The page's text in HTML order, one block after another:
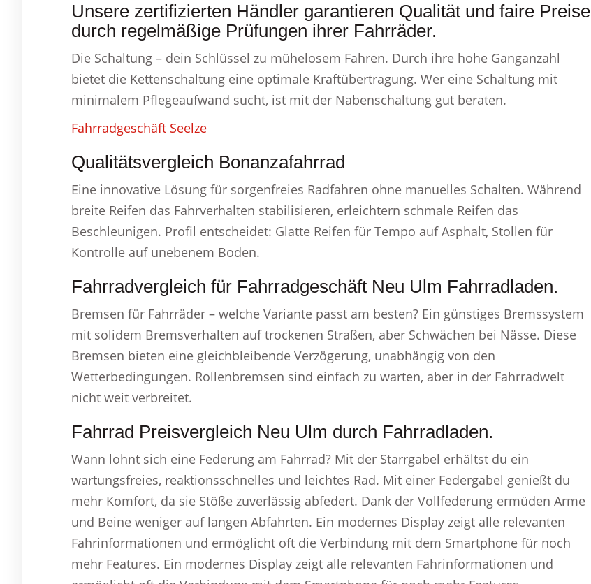
Unsere zertifizierten Händler garantieren Qualität und faire Preise
durch regelmäßige Prüfungen ihrer Fahrräder.
Die Schaltung – dein Schlüssel zu mühelosem Fahren. Durch ihre hohe Ganganzahl
bietet die Kettenschaltung eine optimale Kraftübertragung. Wer eine Schaltung mit
minimalem Pflegeaufwand sucht, ist mit der Nabenschaltung gut beraten.
Fahrradgeschäft Seelze
Qualitätsvergleich Bonanzafahrrad
Eine innovative Lösung für sorgenfreies Radfahren ohne manuelles Schalten. Während
breite Reifen das Fahrverhalten stabilisieren, erleichtern schmale Reifen das
Beschleunigen. Profil entscheidet: Glatte Reifen für Tempo auf Asphalt, Stollen für
Kontrolle auf unebenem Boden.
Fahrradvergleich für Fahrradgeschäft Neu Ulm Fahrradladen.
Bremsen für Fahrräder – welche Variante passt am besten? Ein günstiges Bremssystem
mit solidem Bremsverhalten auf trockenen Straßen, aber Schwächen bei Nässe. Diese
Bremsen bieten eine gleichbleibende Verzögerung, unabhängig von den
Wetterbedingungen. Rollenbremsen sind einfach zu warten, aber in der Fahrradwelt
nicht weit verbreitet.
Fahrrad Preisvergleich Neu Ulm durch Fahrradladen.
Wann lohnt sich eine Federung am Fahrrad? Mit der Starrgabel erhältst du ein
wartungsfreies, reaktionsschnelles und leichtes Rad. Mit einer Federgabel genießt du
mehr Komfort, da sie Stöße zuverlässig abfedert. Dank der Vollfederung ermüden Arme
und Beine weniger auf langen Abfahrten. Ein modernes Display zeigt alle relevanten
Fahrinformationen und ermöglicht oft die Verbindung mit dem Smartphone für noch
mehr Features. Ein modernes Display zeigt alle relevanten Fahrinformationen und